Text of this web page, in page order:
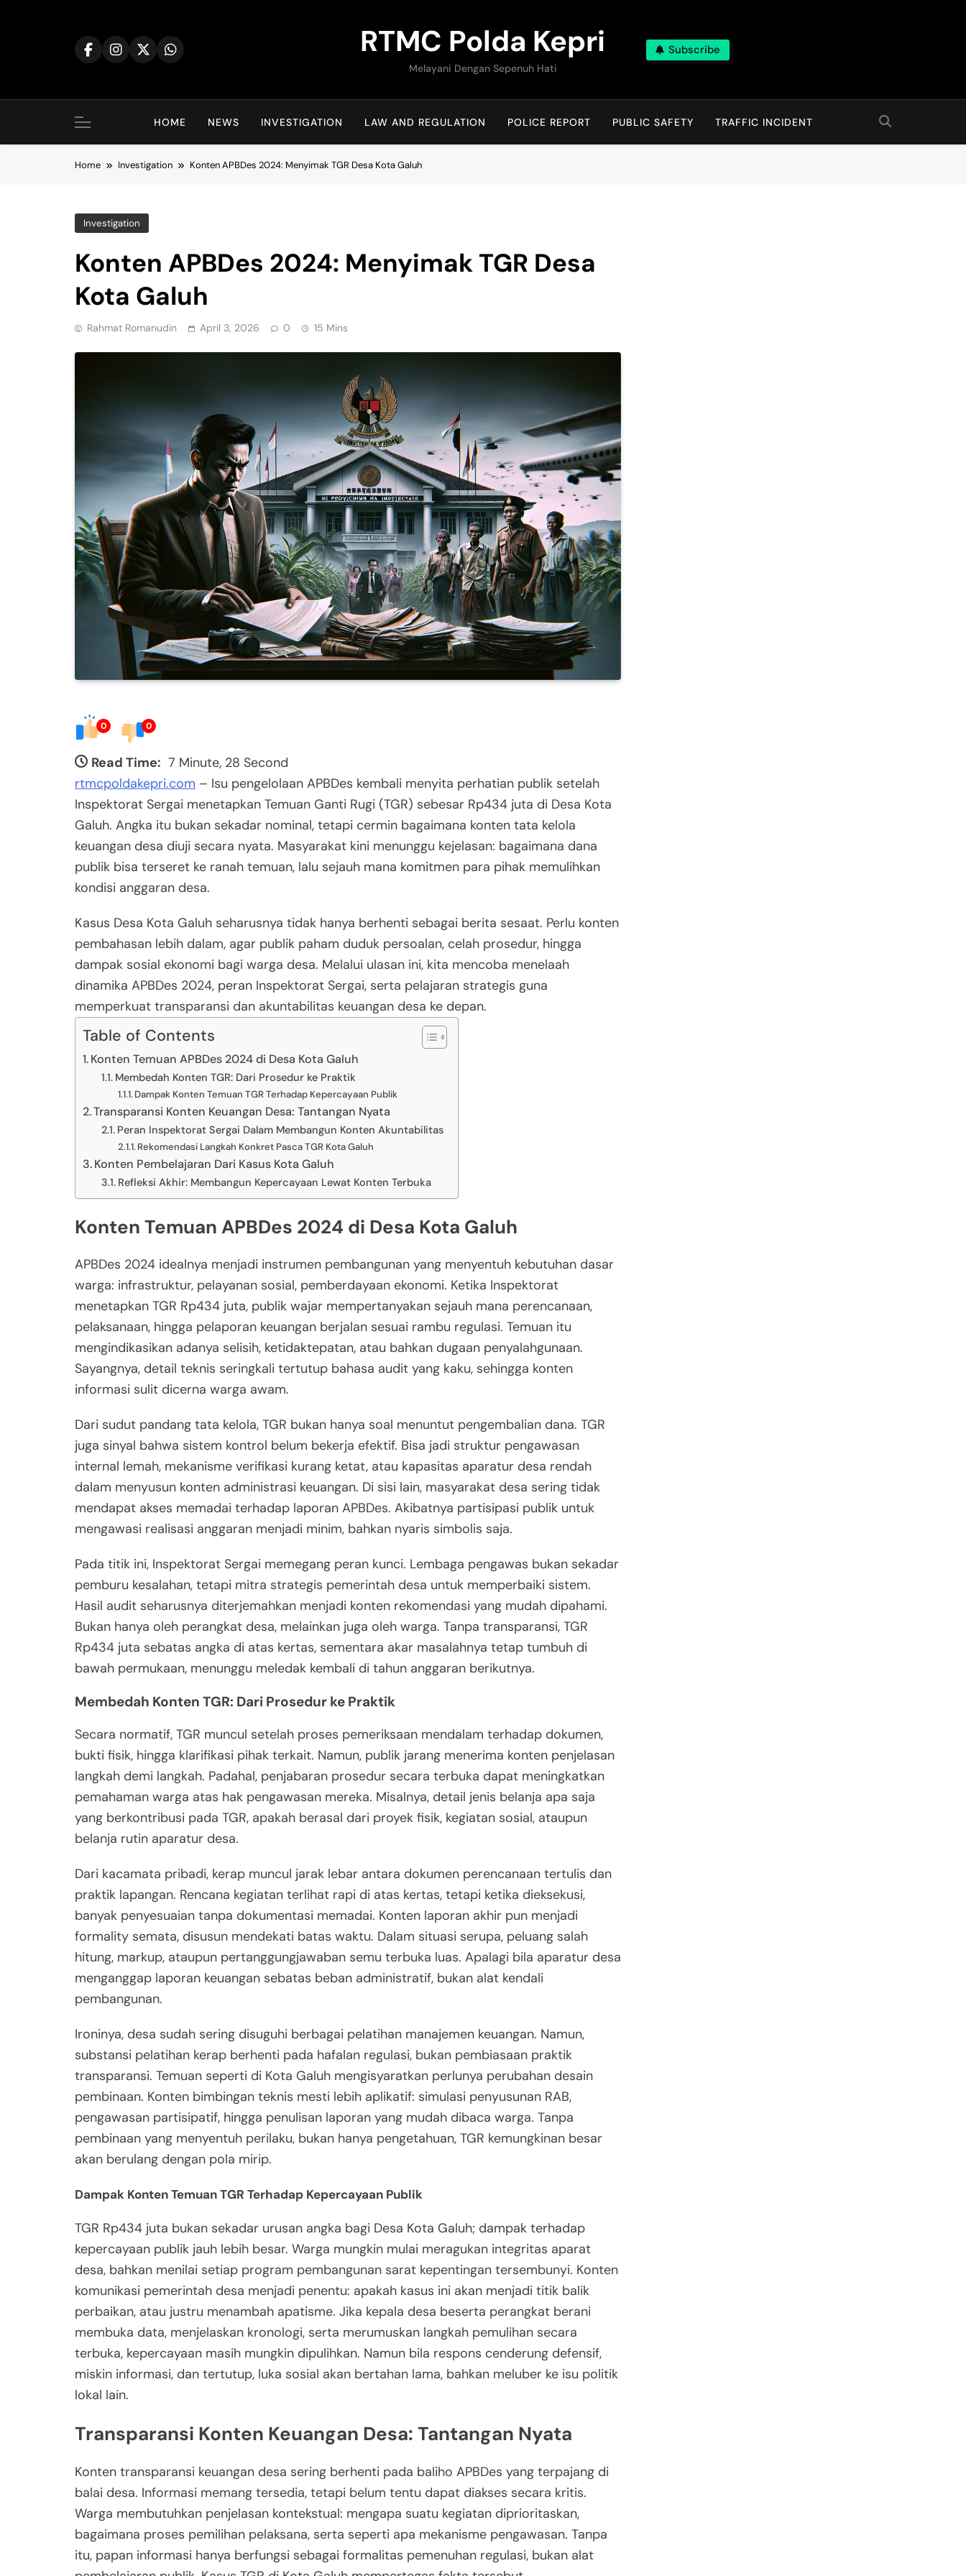
RTMC Polda Kepri
Melayani Dengan Sepenuh Hati
Subscribe
HOME NEWS INVESTIGATION LAW AND REGULATION POLICE REPORT PUBLIC SAFETY TRAFFIC INCIDENT
Home Investigation Konten APBDes 2024: Menyimak TGR Desa Kota Galuh
Investigation
Konten APBDes 2024: Menyimak TGR Desa
Kota Galuh
Rahmat Romanudin April 3, 2026 0 15 Mins
0 0
Read Time: 7 Minute, 28 Second
rtmcpoldakepri.com – Isu pengelolaan APBDes kembali menyita perhatian publik setelah
Inspektorat Sergai menetapkan Temuan Ganti Rugi (TGR) sebesar Rp434 juta di Desa Kota
Galuh. Angka itu bukan sekadar nominal, tetapi cermin bagaimana konten tata kelola
keuangan desa diuji secara nyata. Masyarakat kini menunggu kejelasan: bagaimana dana
publik bisa terseret ke ranah temuan, lalu sejauh mana komitmen para pihak memulihkan
kondisi anggaran desa.
Kasus Desa Kota Galuh seharusnya tidak hanya berhenti sebagai berita sesaat. Perlu konten
pembahasan lebih dalam, agar publik paham duduk persoalan, celah prosedur, hingga
dampak sosial ekonomi bagi warga desa. Melalui ulasan ini, kita mencoba menelaah
dinamika APBDes 2024, peran Inspektorat Sergai, serta pelajaran strategis guna
memperkuat transparansi dan akuntabilitas keuangan desa ke depan.
Table of Contents
Konten Temuan APBDes 2024 di Desa Kota Galuh
Membedah Konten TGR: Dari Prosedur ke Praktik
Dampak Konten Temuan TGR Terhadap Kepercayaan Publik
Transparansi Konten Keuangan Desa: Tantangan Nyata
Peran Inspektorat Sergai Dalam Membangun Konten Akuntabilitas
Rekomendasi Langkah Konkret Pasca TGR Kota Galuh
Konten Pembelajaran Dari Kasus Kota Galuh
Refleksi Akhir: Membangun Kepercayaan Lewat Konten Terbuka
Konten Temuan APBDes 2024 di Desa Kota Galuh
APBDes 2024 idealnya menjadi instrumen pembangunan yang menyentuh kebutuhan dasar
warga: infrastruktur, pelayanan sosial, pemberdayaan ekonomi. Ketika Inspektorat
menetapkan TGR Rp434 juta, publik wajar mempertanyakan sejauh mana perencanaan,
pelaksanaan, hingga pelaporan keuangan berjalan sesuai rambu regulasi. Temuan itu
mengindikasikan adanya selisih, ketidaktepatan, atau bahkan dugaan penyalahgunaan.
Sayangnya, detail teknis seringkali tertutup bahasa audit yang kaku, sehingga konten
informasi sulit dicerna warga awam.
Dari sudut pandang tata kelola, TGR bukan hanya soal menuntut pengembalian dana. TGR
juga sinyal bahwa sistem kontrol belum bekerja efektif. Bisa jadi struktur pengawasan
internal lemah, mekanisme verifikasi kurang ketat, atau kapasitas aparatur desa rendah
dalam menyusun konten administrasi keuangan. Di sisi lain, masyarakat desa sering tidak
mendapat akses memadai terhadap laporan APBDes. Akibatnya partisipasi publik untuk
mengawasi realisasi anggaran menjadi minim, bahkan nyaris simbolis saja.
Pada titik ini, Inspektorat Sergai memegang peran kunci. Lembaga pengawas bukan sekadar
pemburu kesalahan, tetapi mitra strategis pemerintah desa untuk memperbaiki sistem.
Hasil audit seharusnya diterjemahkan menjadi konten rekomendasi yang mudah dipahami.
Bukan hanya oleh perangkat desa, melainkan juga oleh warga. Tanpa transparansi, TGR
Rp434 juta sebatas angka di atas kertas, sementara akar masalahnya tetap tumbuh di
bawah permukaan, menunggu meledak kembali di tahun anggaran berikutnya.
Membedah Konten TGR: Dari Prosedur ke Praktik
Secara normatif, TGR muncul setelah proses pemeriksaan mendalam terhadap dokumen,
bukti fisik, hingga klarifikasi pihak terkait. Namun, publik jarang menerima konten penjelasan
langkah demi langkah. Padahal, penjabaran prosedur secara terbuka dapat meningkatkan
pemahaman warga atas hak pengawasan mereka. Misalnya, detail jenis belanja apa saja
yang berkontribusi pada TGR, apakah berasal dari proyek fisik, kegiatan sosial, ataupun
belanja rutin aparatur desa.
Dari kacamata pribadi, kerap muncul jarak lebar antara dokumen perencanaan tertulis dan
praktik lapangan. Rencana kegiatan terlihat rapi di atas kertas, tetapi ketika dieksekusi,
banyak penyesuaian tanpa dokumentasi memadai. Konten laporan akhir pun menjadi
formality semata, disusun mendekati batas waktu. Dalam situasi serupa, peluang salah
hitung, markup, ataupun pertanggungjawaban semu terbuka luas. Apalagi bila aparatur desa
menganggap laporan keuangan sebatas beban administratif, bukan alat kendali
pembangunan.
Ironinya, desa sudah sering disuguhi berbagai pelatihan manajemen keuangan. Namun,
substansi pelatihan kerap berhenti pada hafalan regulasi, bukan pembiasaan praktik
transparansi. Temuan seperti di Kota Galuh mengisyaratkan perlunya perubahan desain
pembinaan. Konten bimbingan teknis mesti lebih aplikatif: simulasi penyusunan RAB,
pengawasan partisipatif, hingga penulisan laporan yang mudah dibaca warga. Tanpa
pembinaan yang menyentuh perilaku, bukan hanya pengetahuan, TGR kemungkinan besar
akan berulang dengan pola mirip.
Dampak Konten Temuan TGR Terhadap Kepercayaan Publik
TGR Rp434 juta bukan sekadar urusan angka bagi Desa Kota Galuh; dampak terhadap
kepercayaan publik jauh lebih besar. Warga mungkin mulai meragukan integritas aparat
desa, bahkan menilai setiap program pembangunan sarat kepentingan tersembunyi. Konten
komunikasi pemerintah desa menjadi penentu: apakah kasus ini akan menjadi titik balik
perbaikan, atau justru menambah apatisme. Jika kepala desa beserta perangkat berani
membuka data, menjelaskan kronologi, serta merumuskan langkah pemulihan secara
terbuka, kepercayaan masih mungkin dipulihkan. Namun bila respons cenderung defensif,
miskin informasi, dan tertutup, luka sosial akan bertahan lama, bahkan meluber ke isu politik
lokal lain.
Transparansi Konten Keuangan Desa: Tantangan Nyata
Konten transparansi keuangan desa sering berhenti pada baliho APBDes yang terpajang di
balai desa. Informasi memang tersedia, tetapi belum tentu dapat diakses secara kritis.
Warga membutuhkan penjelasan kontekstual: mengapa suatu kegiatan diprioritaskan,
bagaimana proses pemilihan pelaksana, serta seperti apa mekanisme pengawasan. Tanpa
itu, papan informasi hanya berfungsi sebagai formalitas pemenuhan regulasi, bukan alat